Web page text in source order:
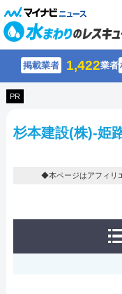
掲載業者 1,422業者
PR
杉本建設(株)-姫
◆本ページはアフィリ